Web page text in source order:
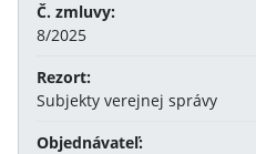
Č. zmluvy:
8/2025
Rezort:
Subjekty verejnej správy
Objednávateľ: